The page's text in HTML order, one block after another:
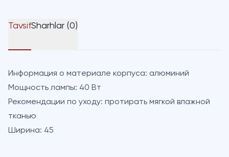
TavsifSharhlar (0)
Информация о материале корпуса: алюминий
Мощность лампы: 40 Вт
Рекомендации по уходу: протирать мягкой влажной
тканью
Ширина: 45